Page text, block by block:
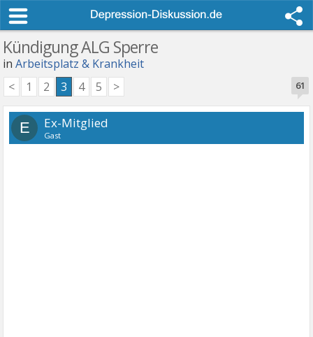
Kündigung ALG Sperre
inArbeitsplatz & Krankheit
61
< 1 2 3 4 5 >
E Ex-Mitglied
Gast